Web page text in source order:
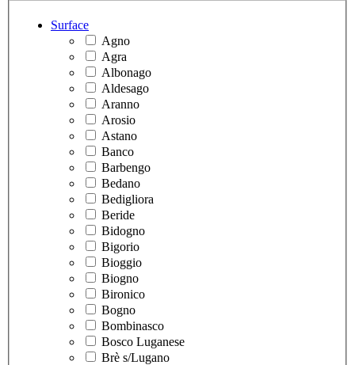
Surface
Agno
Agra
Albonago
Aldesago
Aranno
Arosio
Astano
Banco
Barbengo
Bedano
Bedigliora
Beride
Bidogno
Bigorio
Bioggio
Biogno
Bironico
Bogno
Bombinasco
Bosco Luganese
Brè s/Lugano